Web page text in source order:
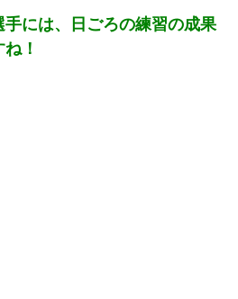
には、日ごろの練習の成果
！